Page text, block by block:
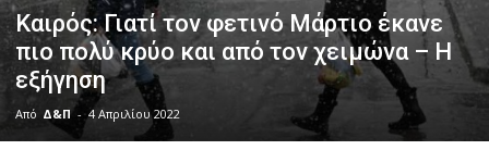
Καιρός: Γιατί τον φετινό Μάρτιο έκανε
πιο πολύ κρύο και από τον χειμώνα – Η
εξήγηση
Από Δ&Π - 4 Απριλίου 2022